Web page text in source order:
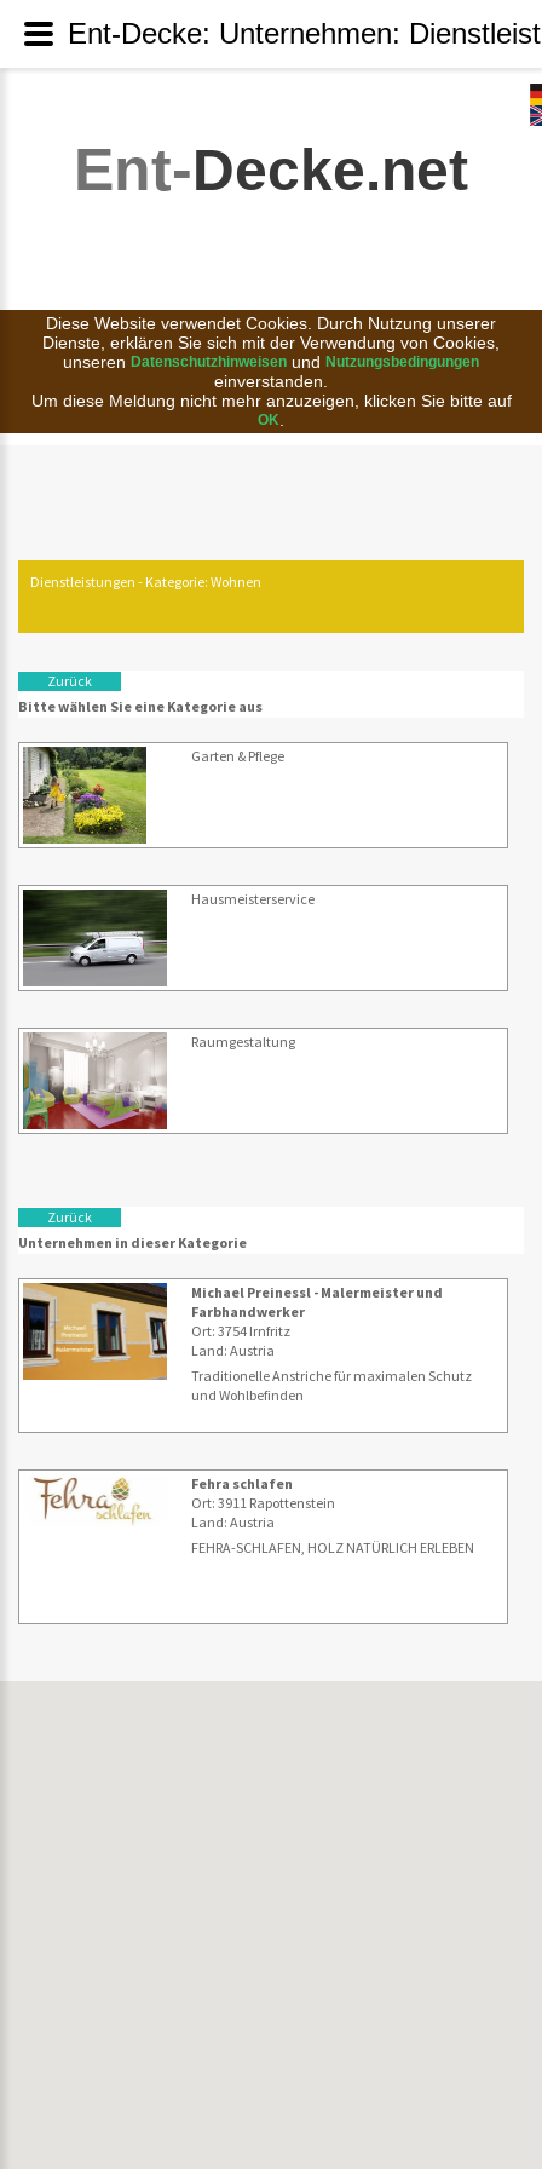
Ent-Decke.net
Diese Website verwendet Cookies. Durch Nutzung unserer
Dienste, erklären Sie sich mit der Verwendung von Cookies,
unseren Datenschutzhinweisen und Nutzungsbedingungen
einverstanden.
Um diese Meldung nicht mehr anzuzeigen, klicken Sie bitte auf
OK
Dienstleistungen - Kategorie: Wohnen
Zurück
Bitte wählen Sie eine Kategorie aus
Garten & Pflege
Hausmeisterservice
Raumgestaltung
Zurück
Unternehmen in dieser Kategorie
Michael Preinessl - Malermeister und
Farbhandwerker
Ort: 3754 Irnfritz
Land: Austria
Traditionelle Anstriche für maximalen Schutz
und Wohlbefinden
Fehra schlafen
Ort: 3911 Rapottenstein
Land: Austria
FEHRA-SCHLAFEN, HOLZ NATÜRLICH ERLEBEN
Ent-Decke: Unternehmen: